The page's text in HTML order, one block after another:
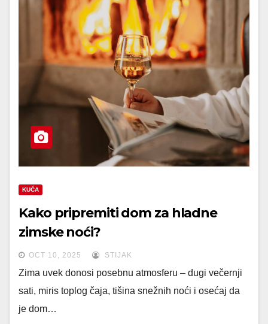
KUĆA
Kako pripremiti dom za hladne
zimske noći?
OCT 10, 2025 STIJAK
Zima uvek donosi posebnu atmosferu – dugi večernji
sati, miris toplog čaja, tišina snežnih noći i osećaj da
je dom…